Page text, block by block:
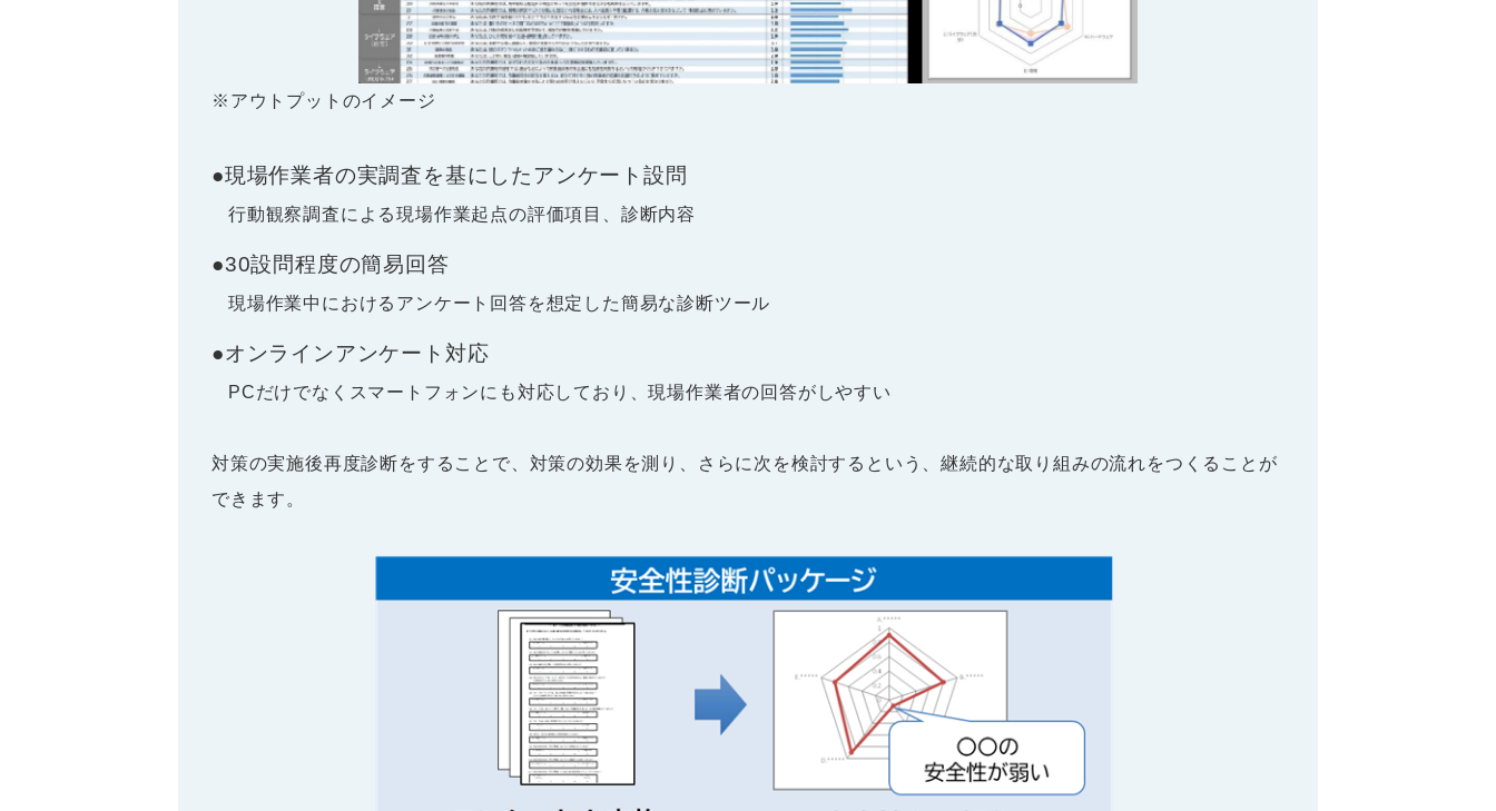
※アウトプットのイメージ
●現場作業者の実調査を基にしたアンケート設問
行動観察調査による現場作業起点の評価項目、診断内容
●30設問程度の簡易回答
現場作業中におけるアンケート回答を想定した簡易な診断ツール
●オンラインアンケート対応
PCだけでなくスマートフォンにも対応しており、現場作業者の回答がしやすい
対策の実施後再度診断をすることで、対策の効果を測り、さらに次を検討するという、継続的な取り組みの流れをつくることが
できます。